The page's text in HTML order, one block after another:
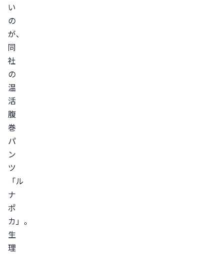
い
の
が、
同
社
の
温
活
腹
巻
パ
ン
ツ
「ル
ナ
ポ
カ」。
生
理